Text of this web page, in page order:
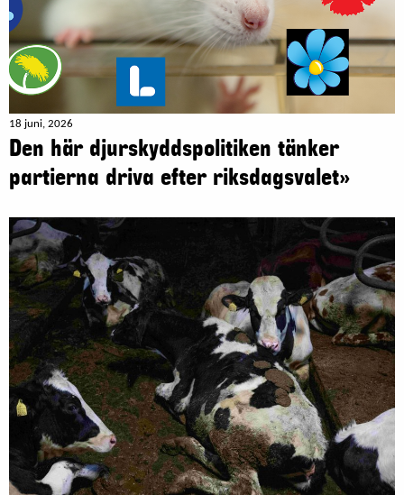
18 juni, 2026
Den här djurskyddspolitiken tänker
partierna driva efter riksdagsvalet»